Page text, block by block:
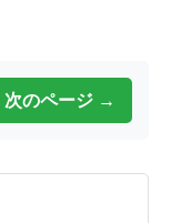
次のページ →